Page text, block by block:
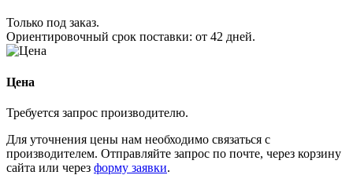
Только под заказ.
Ориентировочный срок поставки: от 42 дней.
Цена
Требуется запрос производителю.
Для уточнения цены нам необходимо связаться с
производителем. Отправляйте запрос по почте, через корзину
сайта или через форму заявки.